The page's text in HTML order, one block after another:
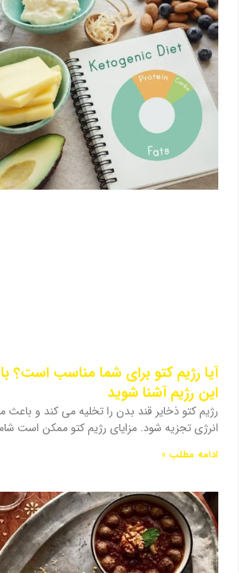
آیا رژیم کتو برای شما مناسب است؟
این رژیم آشنا شوید
رژیم کتو ذخایر قند بدن را تخلیه می کند و
انرژی تجزیه شود. مزایای رژیم کتو ممکن است
ادامه مطلب »